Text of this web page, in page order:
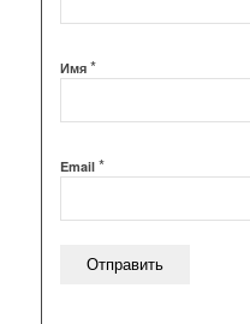
Имя *
Email *